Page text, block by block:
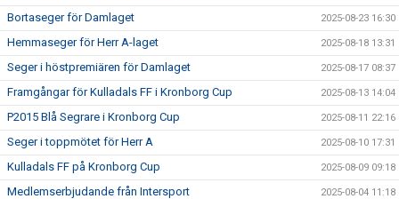
Bortaseger för Damlaget 2025-08-23 16:30
Hemmaseger för Herr A-laget 2025-08-18 13:31
Seger i höstpremiären för Damlaget 2025-08-17 08:37
Framgångar för Kulladals FF i Kronborg Cup 2025-08-13 14:04
P2015 Blå Segrare i Kronborg Cup 2025-08-11 22:16
Seger i toppmötet för Herr A 2025-08-10 17:31
Kulladals FF på Kronborg Cup 2025-08-09 09:18
Medlemserbjudande från Intersport 2025-08-04 11:18